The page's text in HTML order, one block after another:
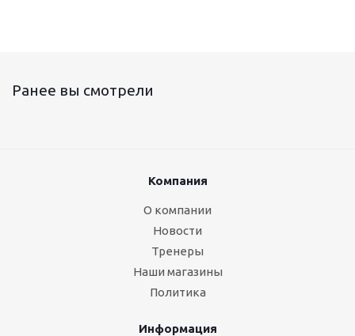
Ранее вы смотрели
Компания
О компании
Новости
Тренеры
Наши магазины
Политика
Информация